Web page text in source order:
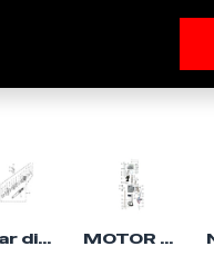
Iniciar dispositivo MOTOR 50CC